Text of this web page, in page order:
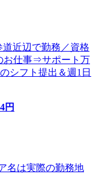
近辺で勤務／資格
お仕事⇒サポート万
シフト提出＆週1日
円
名は実際の勤務地